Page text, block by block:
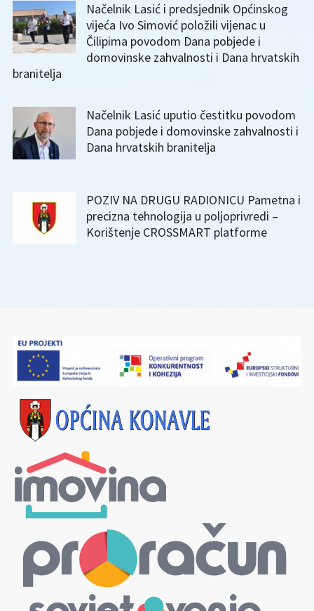
Načelnik Lasić i predsjednik Općinskog
vijeća Ivo Simović položili vijenac u
Čilipima povodom Dana pobjede i
domovinske zahvalnosti i Dana hrvatskih
branitelja
Načelnik Lasić uputio čestitku povodom
Dana pobjede i domovinske zahvalnosti i
Dana hrvatskih branitelja
POZIV NA DRUGU RADIONICU Pametna i
precizna tehnologija u poljoprivredi –
Korištenje CROSSMART platforme